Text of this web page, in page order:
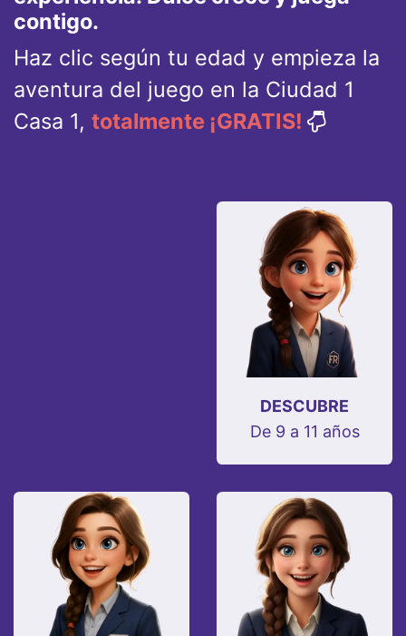
contigo.
Haz clic según tu edad y empieza la
aventura del juego en la Ciudad 1
Casa 1, totalmente ¡GRATIS!
DESCUBRE
De 9 a 11 años